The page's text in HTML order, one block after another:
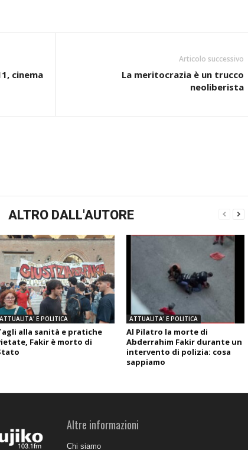
cinema
Articolo successivo
La meritocrazia è un trucco
neoliberista
ALTRO DALL'AUTORE
ATTUALITA' E POLITICA
alla sanità e pratiche
Fakir è morto di
ATTUALITA' E POLITICA
Al Pilatro la morte di
Abderrahim Fakir durante un
intervento di polizia: cosa
sappiamo
Altre informazioni
Chi siamo